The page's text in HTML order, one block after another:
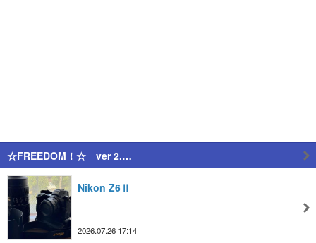
☆FREEDOM！☆ ver 2.…
Nikon Z6Ⅱ
2026.07.26 17:14